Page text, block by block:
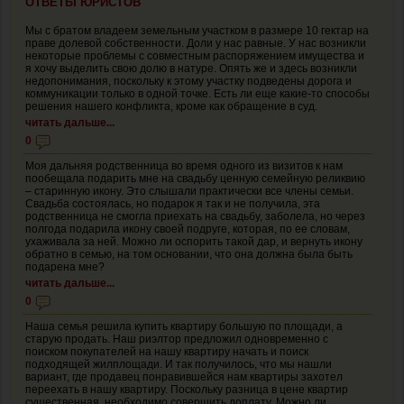
Мы с братом владеем земельным участком в размере 10 гектар на
праве долевой собственности. Доли у нас равные. У нас возникли
некоторые проблемы с совместным распоряжением имущества и
я хочу выделить свою долю в натуре. Опять же и здесь возникли
недопонимания, поскольку к этому участку подведены дорога и
коммуникации только в одной точке. Есть ли еще какие-то способы
решения нашего конфликта, кроме как обращение в суд.
читать дальше...
0
Моя дальняя родственница во время одного из визитов к нам
пообещала подарить мне на свадьбу ценную семейную реликвию
– старинную икону. Это слышали практически все члены семьи.
Свадьба состоялась, но подарок я так и не получила, эта
родственница не смогла приехать на свадьбу, заболела, но через
полгода подарила икону своей подруге, которая, по ее словам,
ухаживала за ней. Можно ли оспорить такой дар, и вернуть икону
обратно в семью, на том основании, что она должна была быть
подарена мне?
читать дальше...
0
Наша семья решила купить квартиру большую по площади, а
старую продать. Наш риэлтор предложил одновременно с
поиском покупателей на нашу квартиру начать и поиск
подходящей жилплощади. И так получилось, что мы нашли
вариант, где продавец понравившейся нам квартиры захотел
переехать в нашу квартиру. Поскольку разница в цене квартир